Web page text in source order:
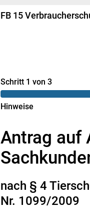
FB 15
Schritt 1 von 3
Hinweise
Antrag auf
nach § 4
Nr. 1099/2009